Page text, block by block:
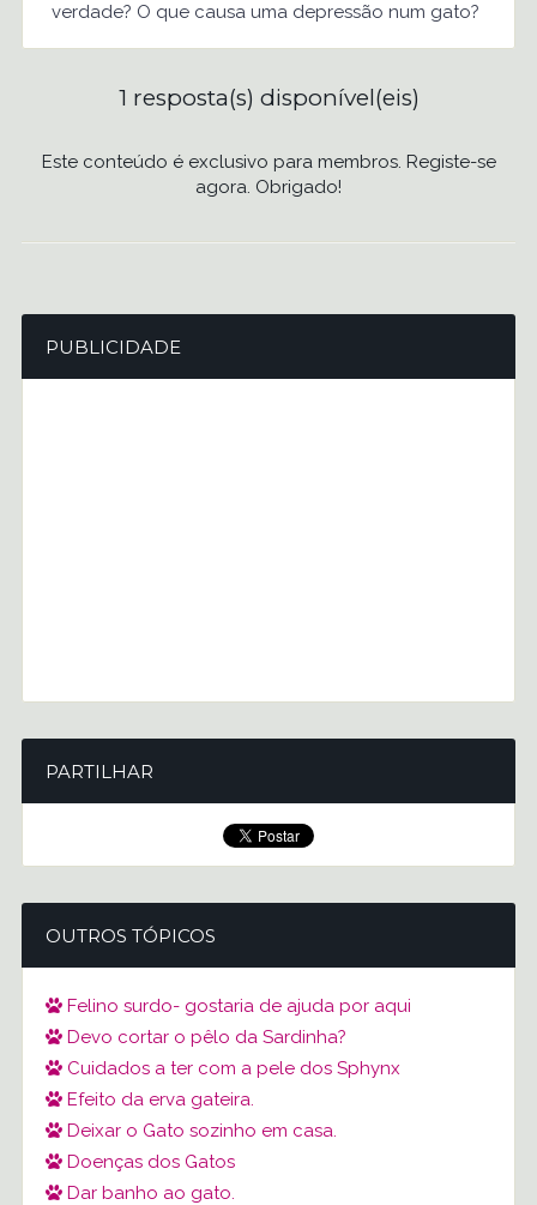
verdade? O que causa uma depressão num gato?
1 resposta(s) disponível(eis)
Este conteúdo é exclusivo para membros. Registe-se
agora. Obrigado!
PUBLICIDADE
PARTILHAR
OUTROS TÓPICOS
Felino surdo- gostaria de ajuda por aqui
Devo cortar o pêlo da Sardinha?
Cuidados a ter com a pele dos Sphynx
Efeito da erva gateira.
Deixar o Gato sozinho em casa.
Doenças dos Gatos
Dar banho ao gato.